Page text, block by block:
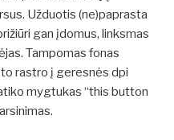
Užduotis (ne)paprasta
gan įdomus, linksmas
Tampomas fonas
rastro į geresnės dpi
mygtukas “this button